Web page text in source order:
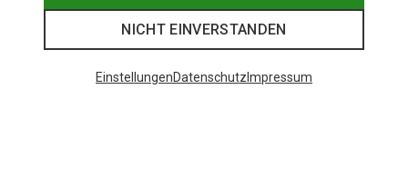
NICHT EINVERSTANDEN
EinstellungenDatenschutz Impressum